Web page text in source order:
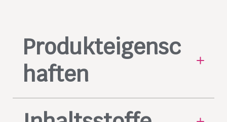
Produkteigensc
haften
Hydratisiert und reduziert